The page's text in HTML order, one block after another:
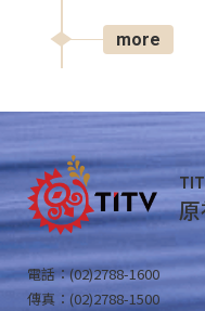
more
電話：(02)2788-1600
傳真：(02)2788-1500